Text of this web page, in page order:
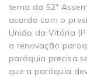
tema da 52ª
acordo com o
União da Vitória
a renovação
paróquia precisa
que a paróquia